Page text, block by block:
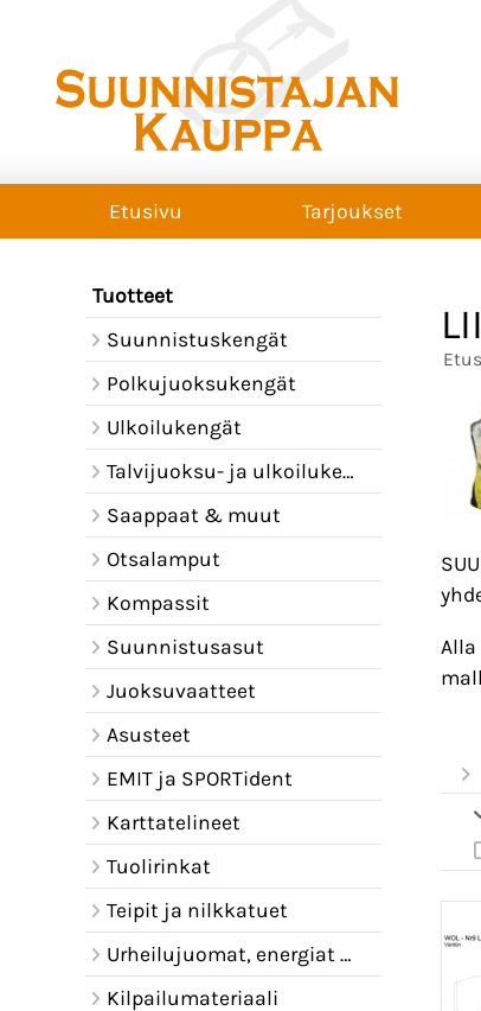
Etusivu Tarjoukset
Tuotteet
Suunnistuskengät
Polkujuoksukengät
Ulkoilukengät
Talvijuoksu- ja ulkoilukengät
Saappaat & muut
Otsalamput
Kompassit
Suunnistusasut
Juoksuvaatteet
Asusteet
EMIT ja SPORTident
Karttatelineet
Tuolirinkat
Teipit ja nilkkatuet
Urheilujuomat, energiat ja juomavyöt
Kilpailumateriaali